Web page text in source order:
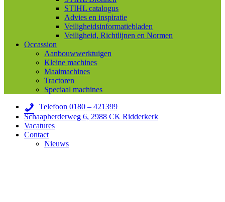
STIHL catalogus
Advies en inspiratie
Veiligheidsinformatiebladen
Veiligheid, Richtlijnen en Normen
Occassion
Aanbouwwerktuigen
Kleine machines
Maaimachines
Tractoren
Speciaal machines
Telefoon 0180 – 421399
Schaapherderweg 6, 2988 CK Ridderkerk
Vacatures
Contact
Nieuws